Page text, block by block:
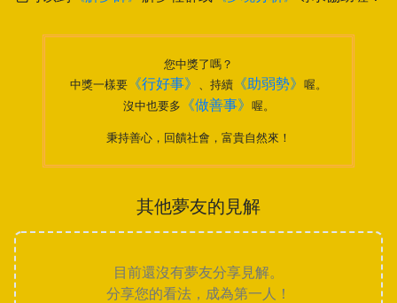
您中獎了嗎？
中獎一樣要 《行好事》 、持續 《助弱勢》 喔。
沒中也要多
《做善事》 喔。
秉持善心，回饋社會，富貴自然來！
其他夢友的見解
目前還沒有夢友分享見解。
分享您的看法，成為第一人！